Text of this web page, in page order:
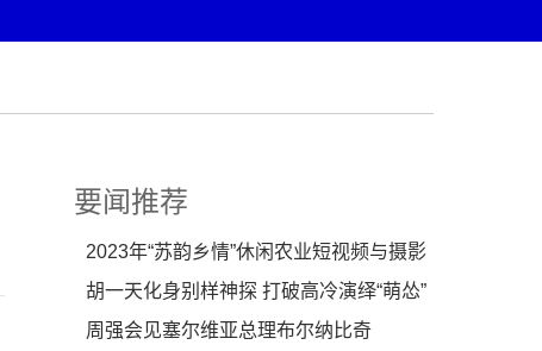
要闻推荐
2023年“苏韵乡情”休闲农业短视频与摄影
大赛圆满举行
胡一天化身别样神探 打破高冷演绎“萌怂”
周强会见塞尔维亚总理布尔纳比奇